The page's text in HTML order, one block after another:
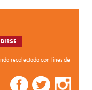
recolectada con fines de